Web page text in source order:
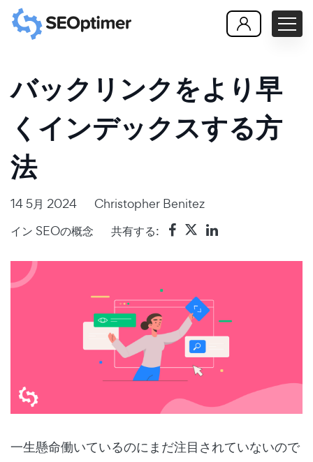
バックリンクをより早
くインデックスする方
法
14 5月 2024
Christopher Benitez
イン SEOの概念 共有する:
一生懸命働いているのにまだ注目されていないので